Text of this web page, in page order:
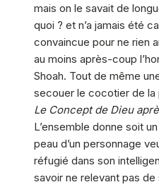
mais on le savait de
quoi ? et n’a jamais été
convaincue pour ne rien
au moins après-coup
Shoah. Tout de même
secouer le cocotier de la
Le Concept de Dieu
L’ensemble donne soit
peau d’un personnage
réfugié dans son
savoir ne relevant pas